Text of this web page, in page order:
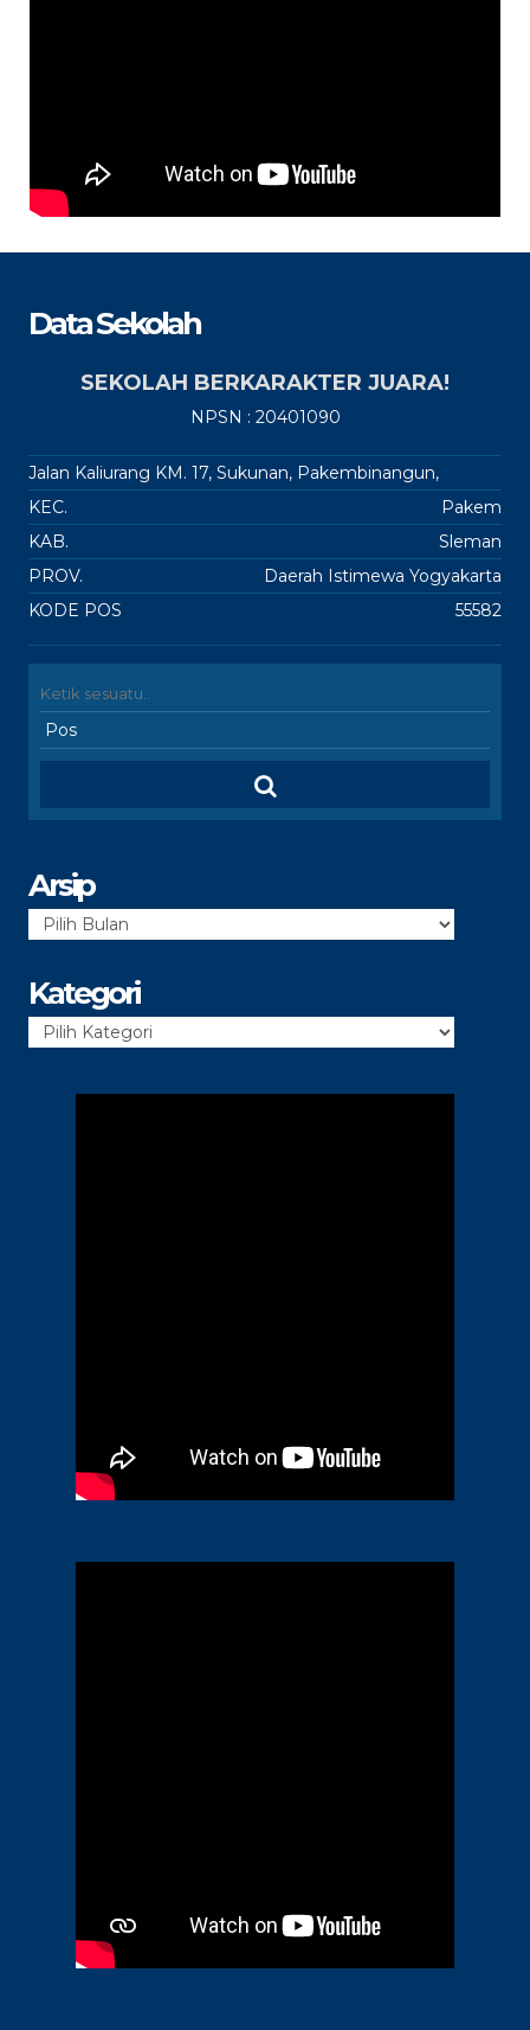
Data Sekolah
SEKOLAH BERKARAKTER JUARA!
NPSN : 20401090
Jalan Kaliurang KM. 17, Sukunan, Pakembinangun,
KEC.
Pakem
KAB.
Sleman
PROV.
Daerah Istimewa Yogyakarta
KODE POS
55582
Arsip
Arsip
Kategori
Kategori